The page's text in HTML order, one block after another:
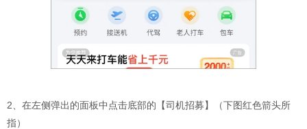
2、在左侧弹出的面板中点击底部的【司机招募】（下图红色箭头所
指）